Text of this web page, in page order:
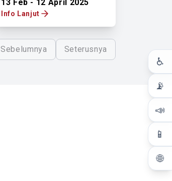
♿
📡
📣
📱
🌐
13 Feb - 12 April 2025
Info Lanjut
Sebelumnya Seterusnya